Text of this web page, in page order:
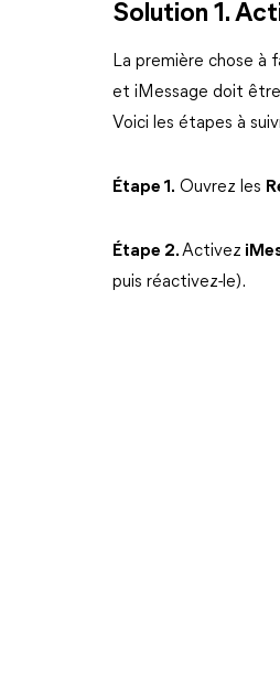
Solution 1.
La première chose à
et iMessage doit
Voici les étapes à
Étape 1. Ouvrez les
Étape 2.Activez
puis réactivez-le).